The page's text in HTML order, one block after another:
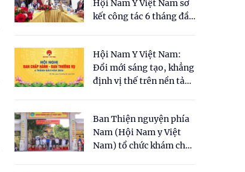
truyền Việt Nam"
Hội Nam Y Việt Nam sơ
kết công tác 6 tháng đầu
Hội Nam Y Việt Nam:
Đổi mới sáng tạo, khẳng
định vị thế trên nền tảng
Ban Thiện nguyện phía
Nam (Hội Nam y Việt
Nam) tổ chức khám chữa